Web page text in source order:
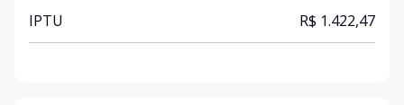
IPTU R$ 1.422,47